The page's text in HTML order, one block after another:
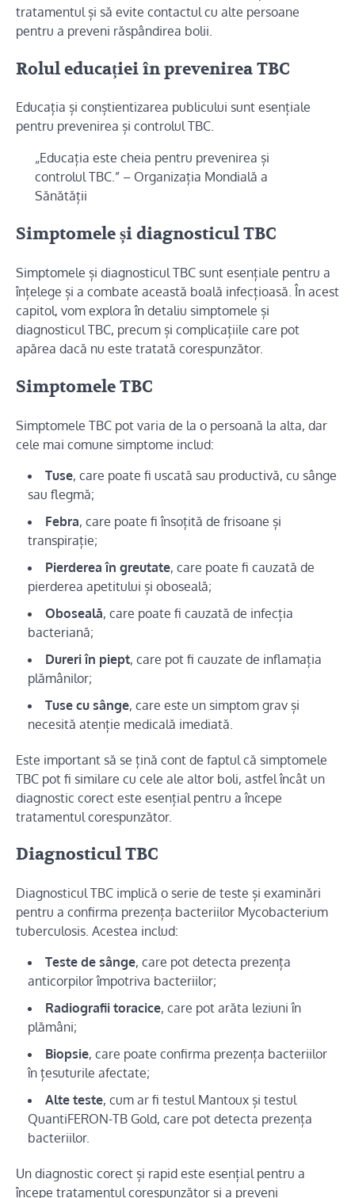
tratamentul și să evite contactul cu alte persoane
pentru a preveni răspândirea bolii.
Rolul educației în prevenirea TBC
Educația și conștientizarea publicului sunt esențiale
pentru prevenirea și controlul TBC.
„Educația este cheia pentru prevenirea și
controlul TBC.” – Organizația Mondială a
Sănătății
Simptomele și diagnosticul TBC
Simptomele și diagnosticul TBC sunt esențiale pentru a
înțelege și a combate această boală infecțioasă. În acest
capitol, vom explora în detaliu simptomele și
diagnosticul TBC, precum și complicațiile care pot
apărea dacă nu este tratată corespunzător.
Simptomele TBC
Simptomele TBC pot varia de la o persoană la alta, dar
cele mai comune simptome includ:
Tuse, care poate fi uscată sau productivă, cu sânge
sau flegmă;
Febra, care poate fi însoțită de frisoane și
transpirație;
Pierderea în greutate, care poate fi cauzată de
pierderea apetitului și oboseală;
Oboseală, care poate fi cauzată de infecția
bacteriană;
Dureri în piept, care pot fi cauzate de inflamația
plămânilor;
Tuse cu sânge, care este un simptom grav și
necesită atenție medicală imediată.
Este important să se țină cont de faptul că simptomele
TBC pot fi similare cu cele ale altor boli, astfel încât un
diagnostic corect este esențial pentru a începe
tratamentul corespunzător.
Diagnosticul TBC
Diagnosticul TBC implică o serie de teste și examinări
pentru a confirma prezența bacteriilor Mycobacterium
tuberculosis. Acestea includ:
Teste de sânge, care pot detecta prezența
anticorpilor împotriva bacteriilor;
Radiografii toracice, care pot arăta leziuni în
plămâni;
Biopsie, care poate confirma prezența bacteriilor
în țesuturile afectate;
Alte teste, cum ar fi testul Mantoux și testul
QuantiFERON-TB Gold, care pot detecta prezența
bacteriilor.
Un diagnostic corect și rapid este esențial pentru a
începe tratamentul corespunzător și a preveni